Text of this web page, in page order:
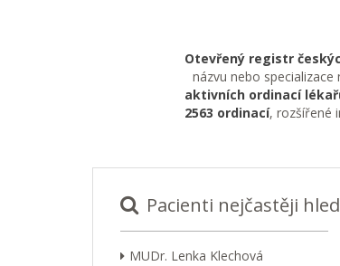
Otevřený registr
názvu nebo specializace
aktivních ordinací
2563 ordinací, rozšířené
Pacienti nejčastěji
MUDr. Lenka Klechová